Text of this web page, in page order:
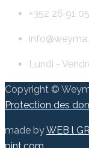
+352 26 91
Lundi -
Copyright ©
Protection des
made byWEB l
pint.com